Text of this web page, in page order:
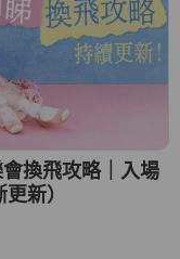
會換飛攻略｜入場
新）